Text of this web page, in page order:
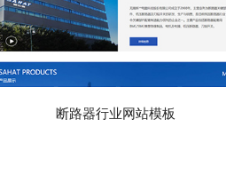
断路器行业网站模板